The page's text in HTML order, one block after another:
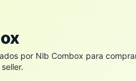
por Nlb Combox para